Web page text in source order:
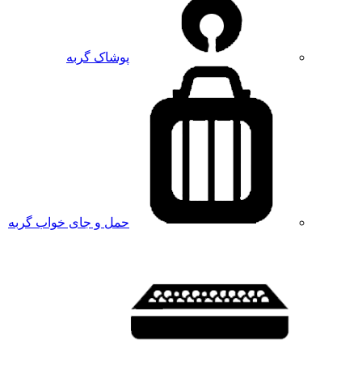
پوشاک گربه
حمل و جای خواب گربه